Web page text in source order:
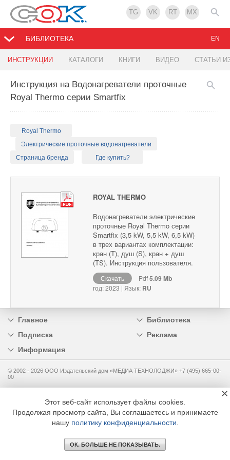
TG VK RT MX
БИБЛИОТЕКА
ИНСТРУКЦИИ КАТАЛОГИ КНИГИ ВИДЕО СТАТЬИ
EN
Инструкция на Водонагреватели проточные
Royal Thermo серии Smartfix
Royal Thermo
Электрические проточные водонагреватели
Страница бренда
Где купить?
ROYAL THERMO
Водонагреватели электрические
проточные Royal Thermo серии
Smartfix (3,5 kW, 5,5 kW, 6,5 kW)
в трех вариантах комплектации:
кран (T), душ (S), кран + душ
(TS). Инструкция пользователя.
Скачать Pdf5.09 Mb
год: 2023 | Язык: RU
Главное
Библиотека
Подписка
Реклама
Информация
© 2002 - 2026 OOO Издательский дом «МЕДИА ТЕХНОЛОДЖИ» +7 (495) 665-00-
00
Этот веб-сайт использует файлы cookies.
Продолжая просмотр сайта, Вы соглашаетесь и принимаете
нашу политику конфиденциальности
ОК. БОЛЬШЕ НЕ ПОКАЗЫВАТЬ.
×